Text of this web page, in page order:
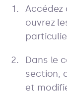
ouvrez
Dans le
section,
et